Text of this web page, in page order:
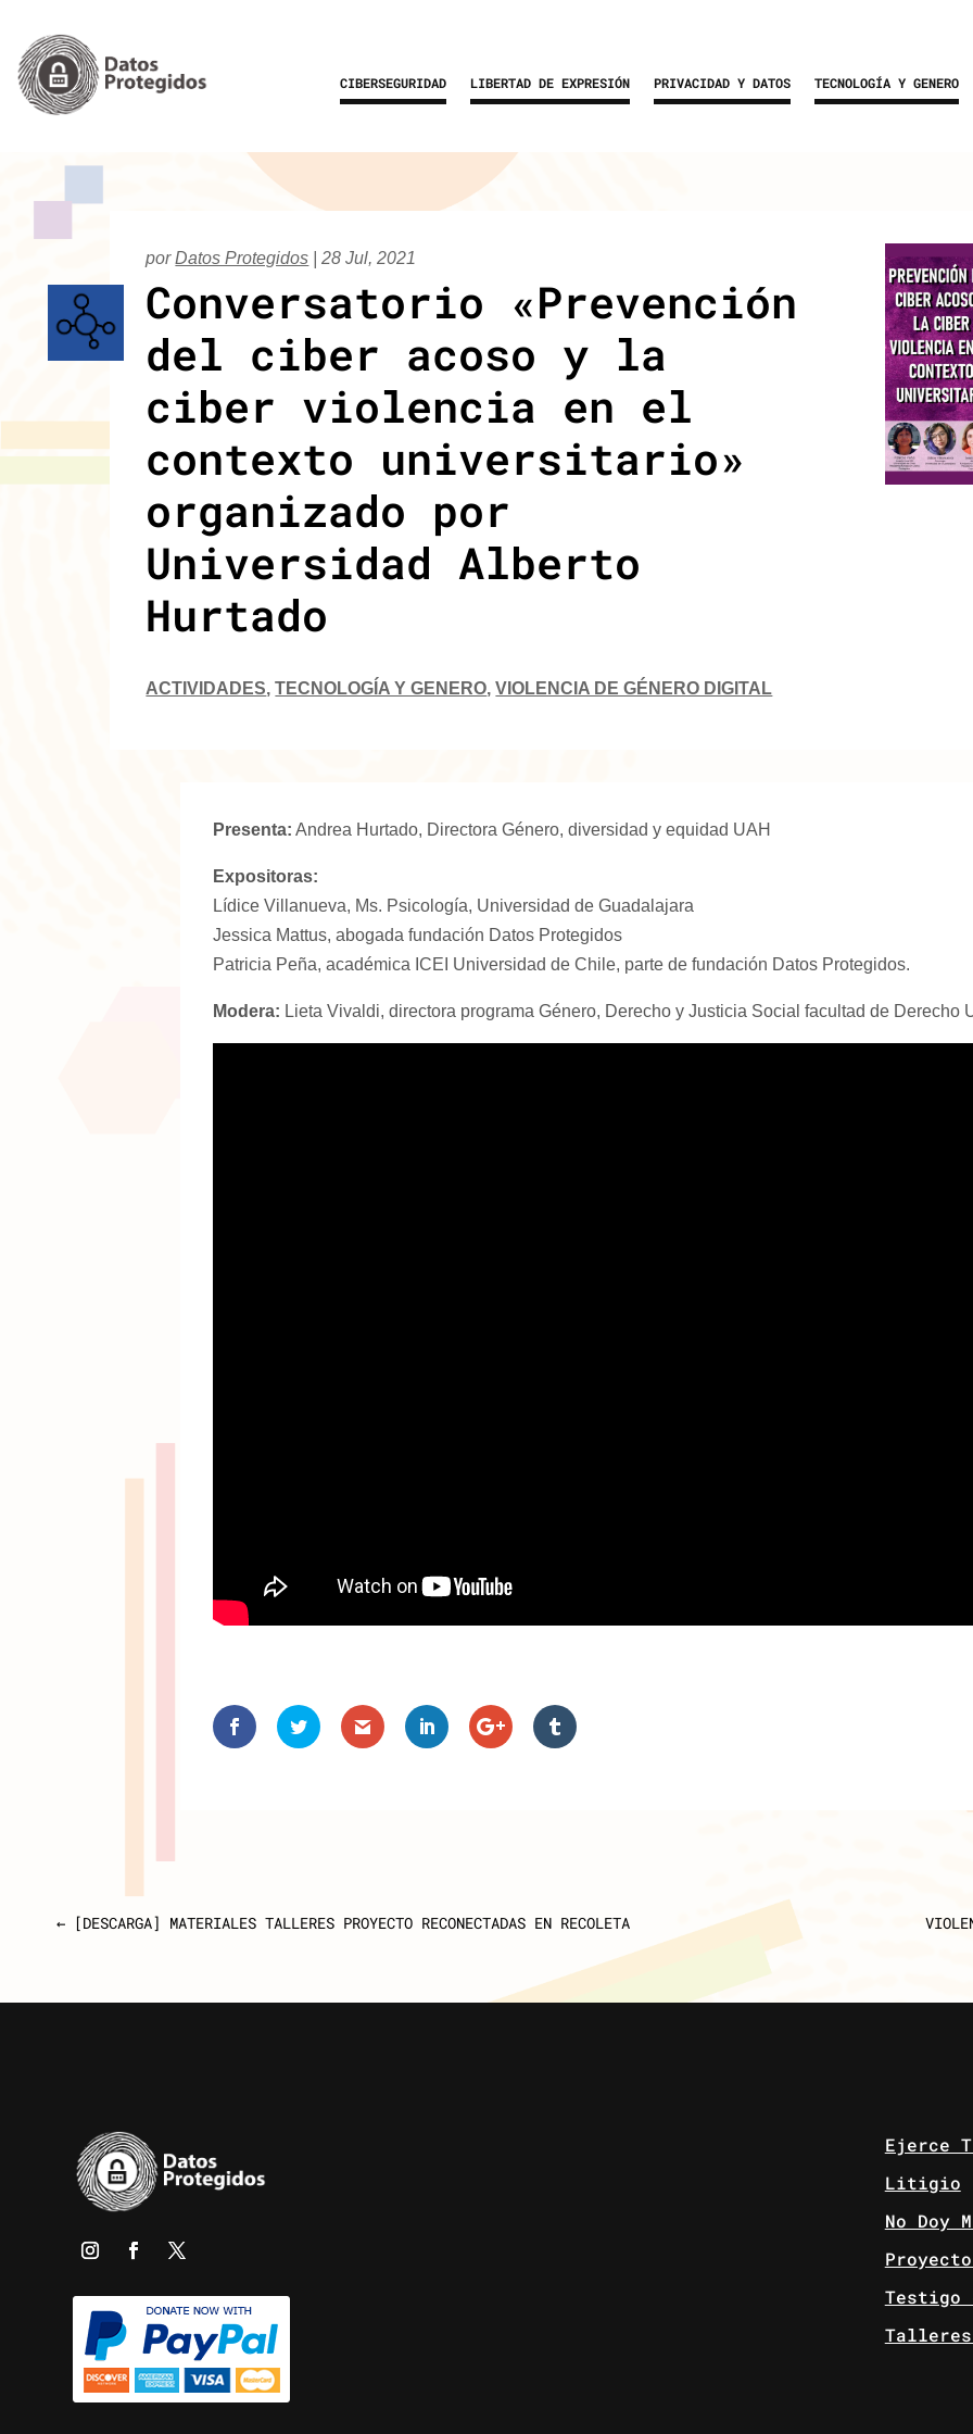
CIBERSEGURIDAD LIBERTAD DE EXPRESIÓN PRIVACIDAD Y DATOS TECNOLOGÍA Y GENERO
Conversatorio «Prevención
del ciber acoso y la
ciber violencia en el
contexto universitario»
organizado por
Universidad Alberto
Hurtado
porDatos Protegidos |28 Jul, 2021
ACTIVIDADES,TECNOLOGÍA Y GENERO,VIOLENCIA DE GÉNERO DIGITAL
Presenta: Andrea Hurtado, Directora Género, diversidad y equidad UAH
Expositoras:
Lídice Villanueva, Ms. Psicología, Universidad de Guadalajara
Jessica Mattus, abogada fundación Datos Protegidos
Patricia Peña, académica ICEI Universidad de Chile, parte de fundación Datos Protegidos.
Modera: Lieta Vivaldi, directora programa Género, Derecho y Justicia Social facultad de Derecho
← [DESCARGA] MATERIALES TALLERES PROYECTO RECONECTADAS EN RECOLETA
Ejerce
Litigio
No Doy
Testigo